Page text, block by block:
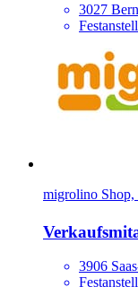
3027 Bern
migrolino
3906